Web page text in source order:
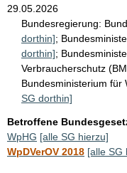
29.05.2026
Bundesregierung:
dorthin];
dorthin];
Verbraucherschutz
Bundesministerium für
SG dorthin]
Betroffene
WpHG [alle SG hierzu]
WpDVerOV 2018 [alle SG